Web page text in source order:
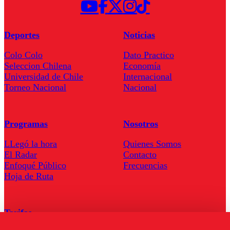
Deportes
Colo Colo
Seleccion Chilena
Universidad de Chile
Torneo Nacional
Noticias
Dato Practico
Economía
Internacional
Nacional
Programas
LLegó la hora
El Radar
Enfoqué Público
Hoja de Ruta
Nosotros
Quienes Somos
Contacto
Frecuencias
Tarifas